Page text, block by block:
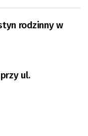
rodzinny w
ul.